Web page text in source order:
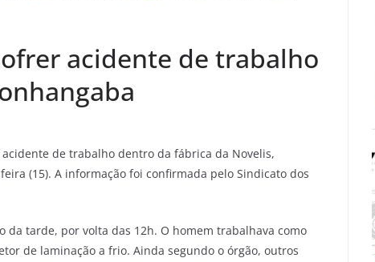
acidente de trabalho
de trabalho dentro da fábrica da Novelis,
(15). A informação foi confirmada pelo Sindicato dos
tarde, por volta das 12h. O homem trabalhava como
de laminação a frio. Ainda segundo o órgão, outros